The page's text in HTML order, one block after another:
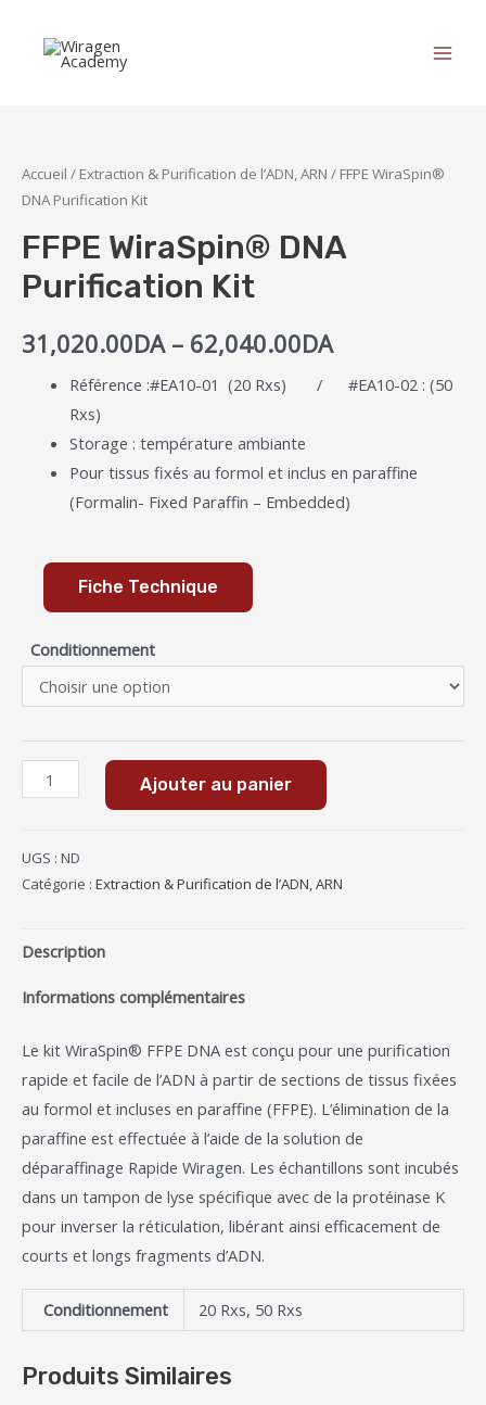
Accueil / Extraction & Purification de l’ADN, ARN / FFPE WiraSpin®
DNA Purification Kit
FFPE WiraSpin® DNA
Purification Kit
31,020.00DA– 62,040.00DA
Référence :#EA10-01 (20 Rxs) / #EA10-02 : (50
Rxs)
Storage : température ambiante
Pour tissus fixés au formol et inclus en paraffine
(Formalin- Fixed Paraffin – Embedded)
Fiche Technique
Conditionnement
Ajouter au panier
UGS : ND
Catégorie : Extraction & Purification de l’ADN, ARN
Description
Informations complémentaires
Le kit WiraSpin® FFPE DNA est conçu pour une purification
rapide et facile de l’ADN à partir de sections de tissus fixées
au formol et incluses en paraffine (FFPE). L’élimination de la
paraffine est effectuée à l’aide de la solution de
déparaffinage Rapide Wiragen. Les échantillons sont incubés
dans un tampon de lyse spécifique avec de la protéinase K
pour inverser la réticulation, libérant ainsi efficacement de
courts et longs fragments d’ADN.
Conditionnement 20 Rxs, 50 Rxs
Produits Similaires